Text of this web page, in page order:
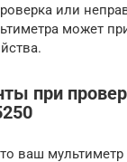
или
может
при
ваш